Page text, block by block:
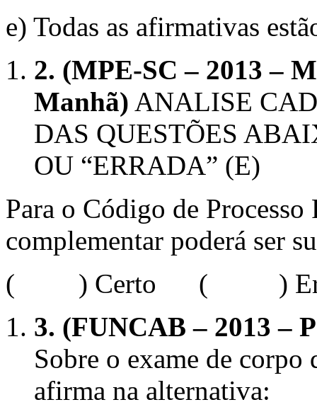
e) Todas as afirmativas
2. (MPE-SC – 2013 –
Manhã) ANALISE
DAS QUESTÕES
OU “ERRADA” (E)
Para o Código de Processo
complementar poderá ser
( ) Certo ( )
3. (FUNCAB – 2013 –
Sobre o exame de
afirma na alternativa: